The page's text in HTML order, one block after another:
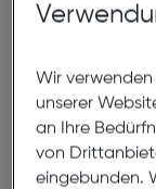
Abmessungen
Steg:15mm
Glasbreite:
Bügellänge:
Wir
unserer
an Ihre
von
eingebunden.